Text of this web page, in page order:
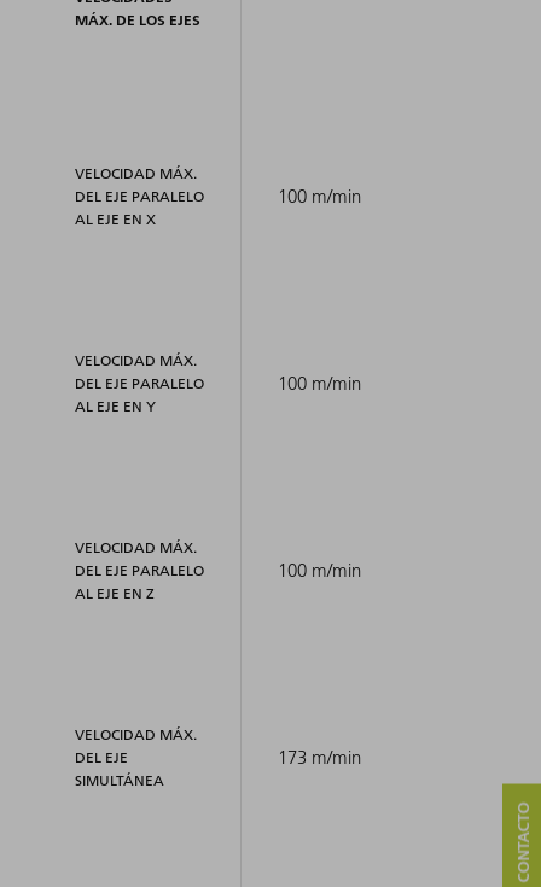
MÁX. DE LOS EJES
VELOCIDAD MÁX.
DEL EJE PARALELO
AL EJE EN X
VELOCIDAD MÁX.
DEL EJE PARALELO
AL EJE EN Y
VELOCIDAD MÁX.
DEL EJE PARALELO
AL EJE EN Z
VELOCIDAD MÁX.
DEL EJE
SIMULTÁNEA
100 m/min
100 m/min
100 m/min
173 m/min